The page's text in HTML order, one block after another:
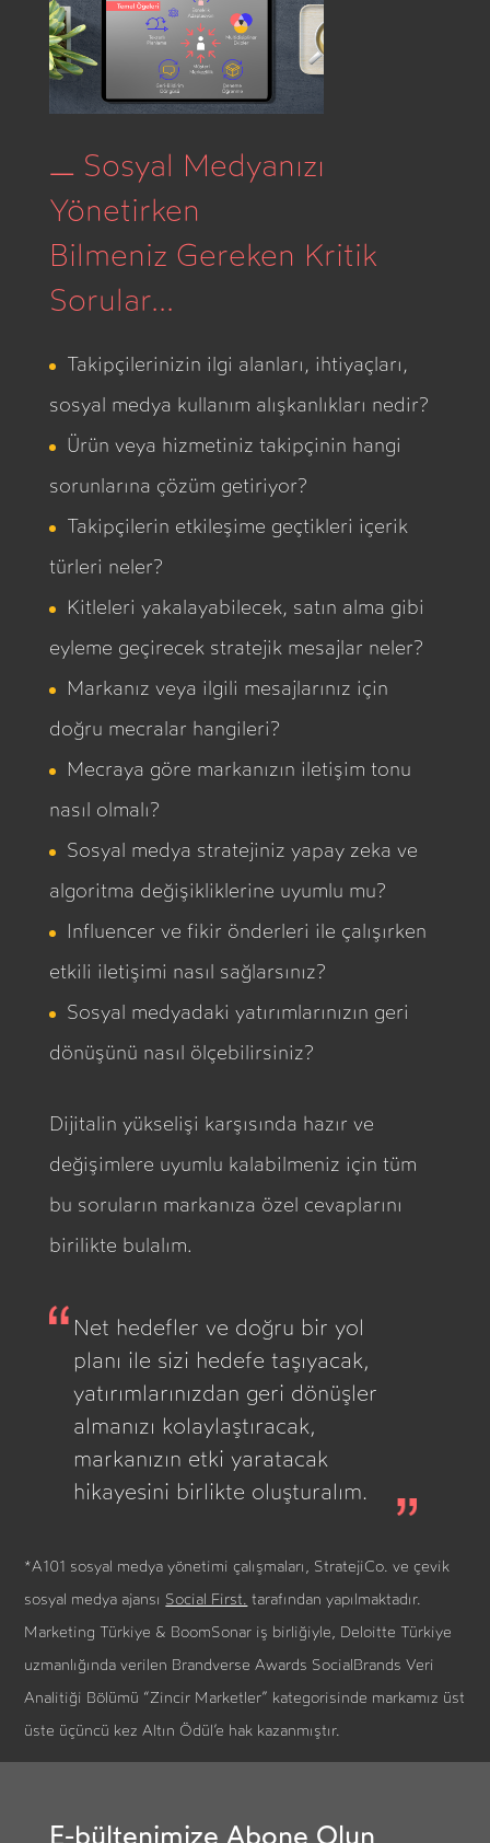
Sosyal Medyanızı
Yönetirken
Bilmeniz Gereken Kritik
Sorular...
Takipçilerinizin ilgi alanları, ihtiyaçları,
sosyal medya kullanım alışkanlıkları nedir?
Ürün veya hizmetiniz takipçinin hangi
sorunlarına çözüm getiriyor?
Takipçilerin etkileşime geçtikleri içerik
türleri neler?
Kitleleri yakalayabilecek, satın alma gibi
eyleme geçirecek stratejik mesajlar neler?
Markanız veya ilgili mesajlarınız için
doğru mecralar hangileri?
Mecraya göre markanızın iletişim tonu
nasıl olmalı?
Sosyal medya stratejiniz yapay zeka ve
algoritma değişikliklerine uyumlu mu?
Influencer ve fikir önderleri ile çalışırken
etkili iletişimi nasıl sağlarsınız?
Sosyal medyadaki yatırımlarınızın geri
dönüşünü nasıl ölçebilirsiniz?
Dijitalin yükselişi karşısında hazır ve
değişimlere uyumlu kalabilmeniz için tüm
bu soruların markanıza özel cevaplarını
birilikte bulalım.
Net hedefler ve doğru bir yol
planı ile sizi hedefe taşıyacak,
yatırımlarınızdan geri dönüşler
almanızı kolaylaştıracak,
markanızın etki yaratacak
hikayesini birlikte oluşturalım.
*A101 sosyal medya yönetimi çalışmaları, StratejiCo. ve çevik
sosyal medya ajansı Social First. tarafından yapılmaktadır.
Marketing Türkiye & BoomSonar iş birliğiyle, Deloitte Türkiye
uzmanlığında verilen Brandverse Awards SocialBrands Veri
Analitiği Bölümü “Zincir Marketler” kategorisinde markamız üst
üste üçüncü kez Altın Ödül’e hak kazanmıştır.
E-bültenimize Abone Olun